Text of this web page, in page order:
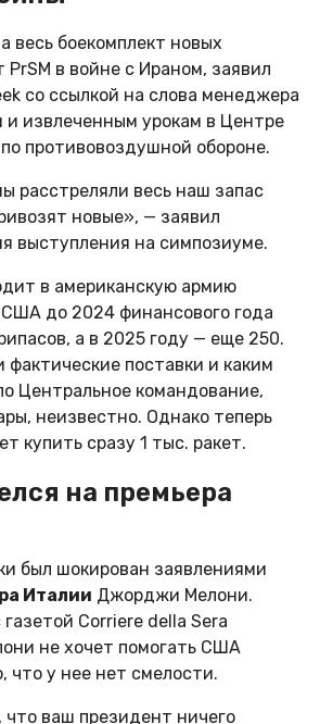
весь боекомплект новых
PrSM в войне с Ираном, заявил
со ссылкой на слова менеджера
и извлеченным урокам в Центре
противовоздушной обороне.
расстреляли весь наш запас
новые», — заявил
выступления на симпозиуме.
в американскую армию
США до 2024 финансового года
а в 2025 году — еще 250.
фактические поставки и каким
Центральное командование,
неизвестно. Однако теперь
купить сразу 1 тыс. ракет.
на премьера
был шокирован заявлениями
Италии Джорджи Мелони.
Corriere della Sera
не хочет помогать США
что у нее нет смелости.
ваш президент ничего